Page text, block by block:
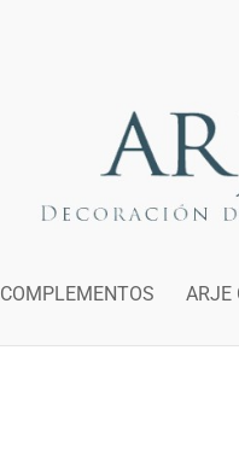
COMPLEMENTOS ARJE